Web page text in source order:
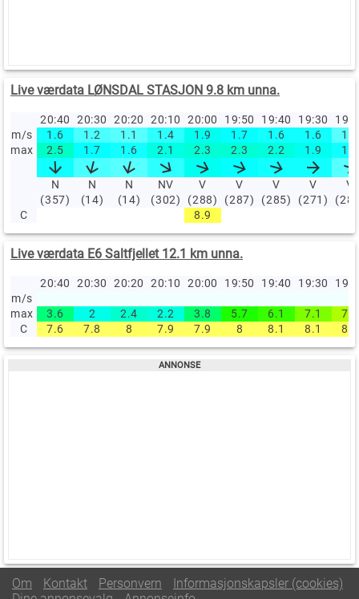
Live værdata LØNSDAL STASJON 9.8 km unna.
20:40 20:30 20:20 20:10 20:00 19:50 19:40 19:30
m/s
1.6 1.2 1.1 1.4 1.9 1.7 1.6 1.6
1.1
max
2.5 1.7 1.6 2.1 2.3 2.3 2.2 1.9 1.6
N
(357)
N
(14)
N
(14)
NV
(302)
V
(288)
V
(287)
V
(285)
V
(271)
V
C
8.9
Live værdata E6 Saltfjellet 12.1 km unna.
20:40 20:30 20:20 20:10 20:00 19:50 19:40 19:30
m/s
max
3.6 2 2.4 2.2 3.8 5.7 6.1 7.1
7.8
C
7.6 7.8 8 7.9 7.9 8 8.1 8.1 8.2
Om Kontakt Personvern
Informasjonskapsler (cookies)